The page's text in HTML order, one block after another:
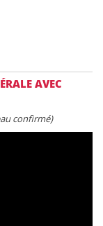
AVEC
confirmé)